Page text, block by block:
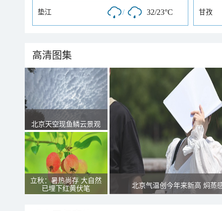
垫江 / 32/23°C 甘孜
高清图集
北京天空现鱼鳞云景观
立秋：暑热尚存 大自然
已埋下红黄伏笔
北京气温创今年来新高 焖蒸